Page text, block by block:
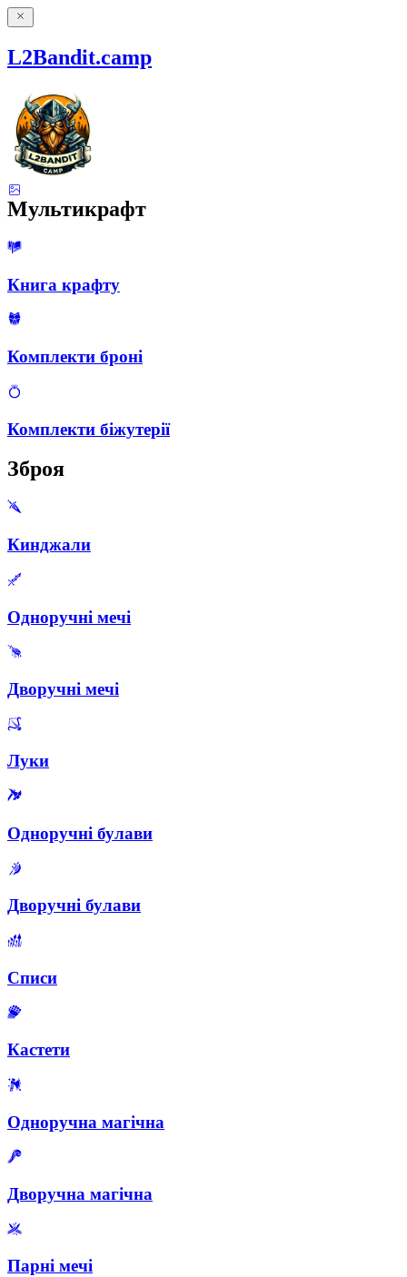
L2Bandit.camp
Мультикрафт
Книга крафту
Комплекти броні
Комплекти біжутерії
Зброя
Кинджали
Одноручні мечі
Дворучні мечі
Луки
Одноручні булави
Дворучні булави
Списи
Кастети
Одноручна магічна
Дворучна магічна
Парні мечі